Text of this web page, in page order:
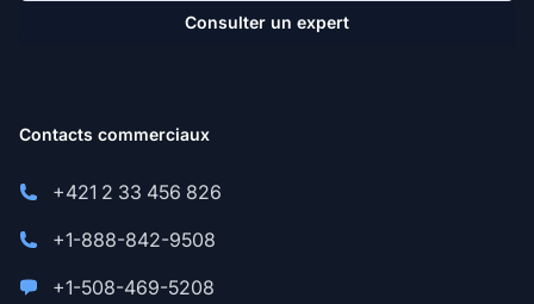
Consulter un expert
Contacts commerciaux
+421 2 33 456 826
+1-888-842-9508
+1-508-469-5208